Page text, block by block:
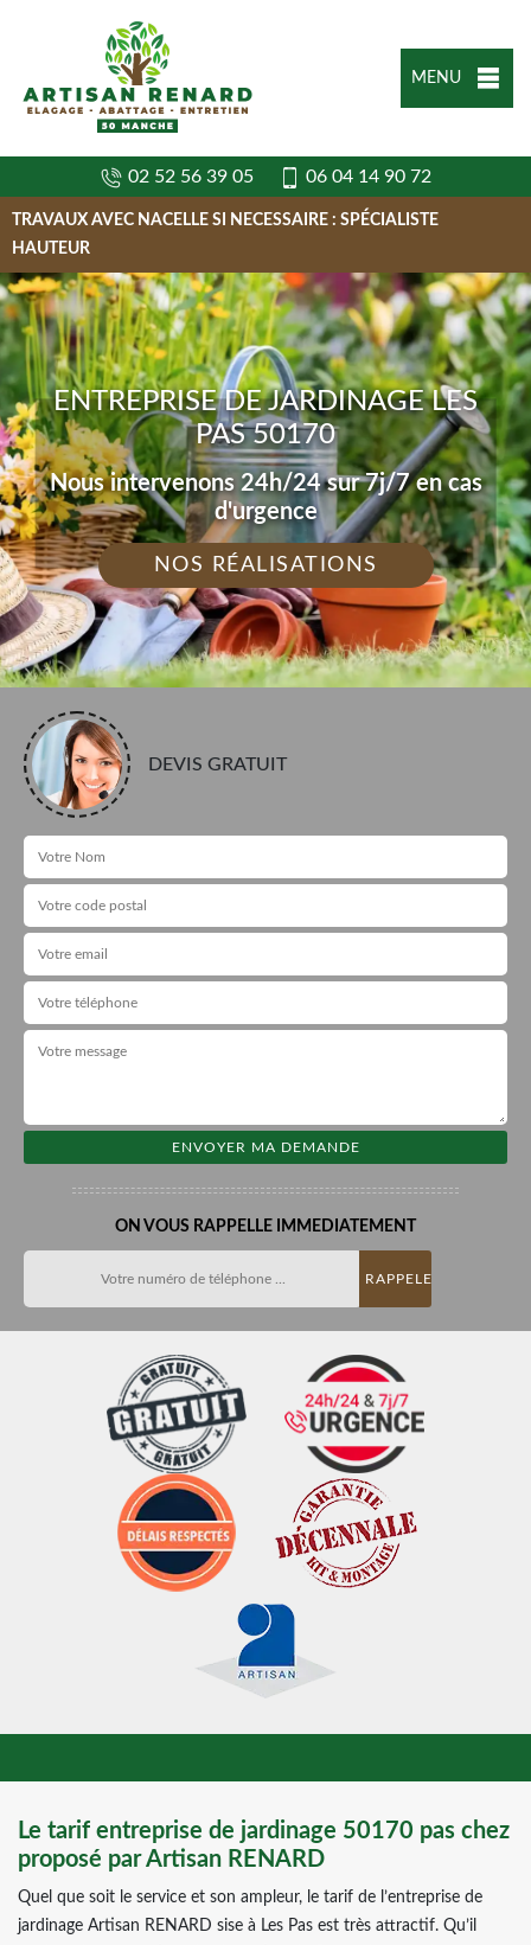
MENU
02 52 56 39 05 06 04 14 90 72
TRAVAUX AVEC NACELLE SI NECESSAIRE : SPÉCIALISTE
HAUTEUR
ENTREPRISE DE JARDINAGE LES
PAS 50170
Nous intervenons 24h/24 sur 7j/7 en cas
d'urgence
NOS RÉALISATIONS
DEVIS GRATUIT
ON VOUS RAPPELLE IMMEDIATEMENT
Le tarif entreprise de jardinage 50170 pas chez
proposé par Artisan RENARD
Quel que soit le service et son ampleur, le tarif de l’entreprise de
jardinage Artisan RENARD sise à Les Pas est très attractif. Qu’il